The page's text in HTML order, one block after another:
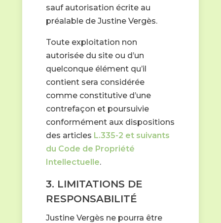
sauf autorisation écrite au
préalable de Justine Vergès.
Toute exploitation non
autorisée du site ou d’un
quelconque élément qu’il
contient sera considérée
comme constitutive d’une
contrefaçon et poursuivie
conformément aux dispositions
des articles L.335-2 et suivants
du Code de Propriété
Intellectuelle.
3. LIMITATIONS DE
RESPONSABILITÉ
Justine Vergès ne pourra être